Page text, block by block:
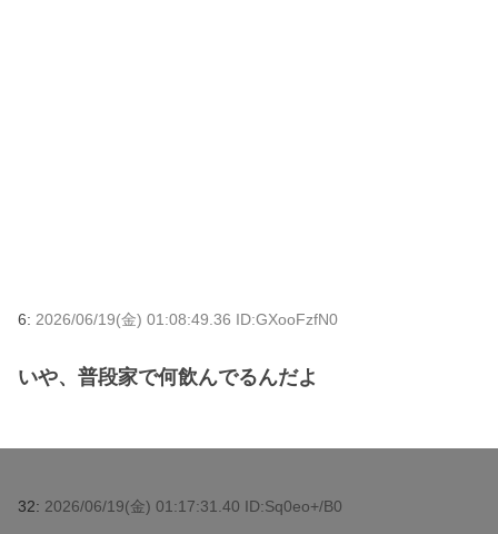
6: 2026/06/19(金) 01:08:49.36 ID:GXooFzfN0
いや、普段家で何飲んでるんだよ
32: 2026/06/19(金) 01:17:31.40 ID:Sq0eo+/B0